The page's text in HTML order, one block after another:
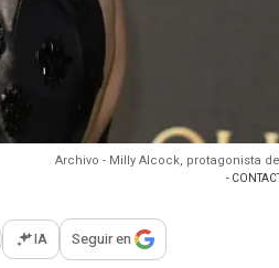
Archivo - Milly Alcock, protagonista
-
opciones para compartir
IA Seguir en